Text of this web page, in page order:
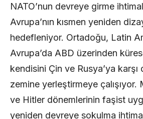
NATO’nun devreye girme
Avrupa’nın kısmen yeniden
hedefleniyor. Ortadoğu, Latin
Avrupa’da ABD üzerinden
kendisini Çin ve Rusya’ya
zemine yerleştirmeye çalışıyor.
ve Hitler dönemlerinin faşist
yeniden devreye sokulma